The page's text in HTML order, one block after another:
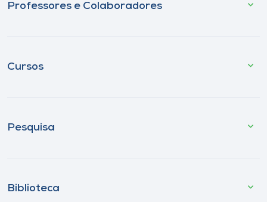
Professores e Colaboradores
Cursos
Pesquisa
Biblioteca